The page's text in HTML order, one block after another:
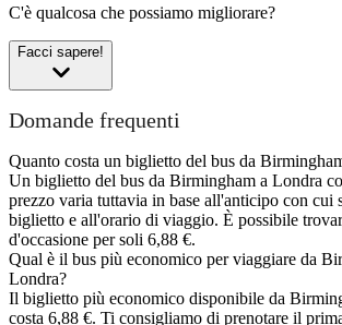
C'è qualcosa che possiamo migliorare?
Facci sapere!
Domande frequenti
Quanto costa un biglietto del bus da
Un biglietto del bus da Birmingham a Londra
prezzo varia tuttavia in base all'anticipo con cui
biglietto e all'orario di viaggio. È possibile
d'occasione per soli 6,88 €.
Qual è il bus più economico per viaggiare da
Londra?
Il biglietto più economico disponibile da
costa 6,88 €. Ti consigliamo di prenotare il